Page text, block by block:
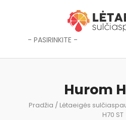
- PASIRINKITE -
Hurom
Pradžia / Lėtaeigės
H70 ST